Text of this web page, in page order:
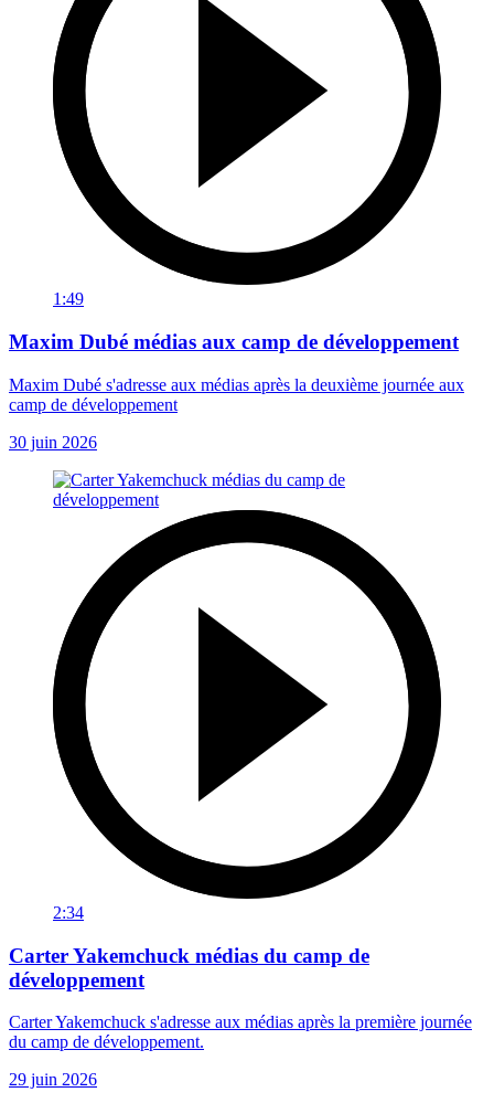
1:49
Maxim Dubé médias aux camp de développement
Maxim Dubé s'adresse aux médias après la deuxième journée aux
camp de développement
30 juin 2026
2:34
Carter Yakemchuck médias du camp de
développement
Carter Yakemchuck s'adresse aux médias après la première journée
du camp de développement.
29 juin 2026